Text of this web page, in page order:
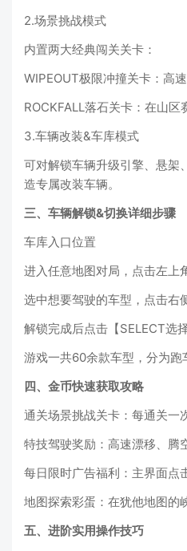
2.场景挑战模式
内置两大经典闯关关卡：
WIPEOUT极限冲撞关卡：高
ROCKFALL落石关卡：在山
3.车辆改装&车库模式
可对解锁车辆升级引擎、悬架
造专属改装车辆。
三、车辆解锁&切换详细步骤
车库入口位置
进入任意地图对局，点击左上
选中想要驾驶的车型，点击右
解锁完成后点击【SELECT选
游戏一共60余款车型，分为跑
四、金币快速获取攻略
通关场景挑战关卡：每通关一
特技驾驶奖励：高速漂移、腾
每日限时广告福利：主界面点
地图探索彩蛋：在犹他地图的
五、进阶实用操作技巧